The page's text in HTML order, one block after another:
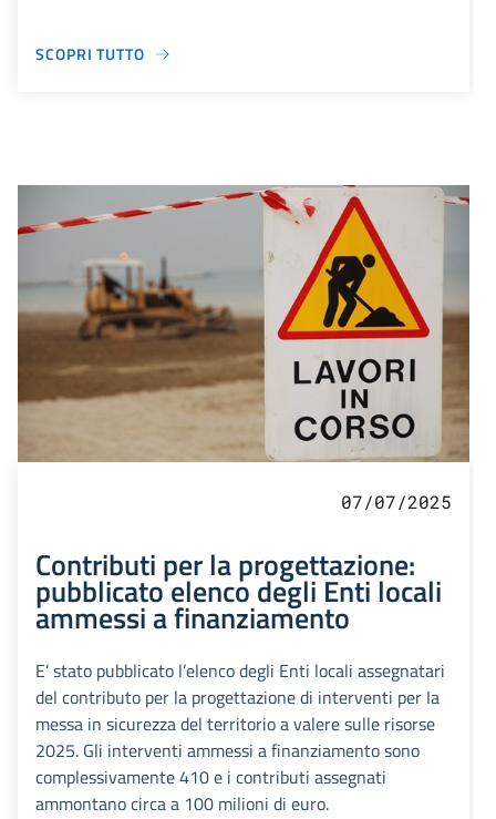
SCOPRI TUTTO
07/07/2025
Contributi per la progettazione:
pubblicato elenco degli Enti locali
ammessi a finanziamento
E’ stato pubblicato l’elenco degli Enti locali assegnatari
del contributo per la progettazione di interventi per Ia
messa in sicurezza del territorio a valere sulle risorse
2025. Gli interventi ammessi a finanziamento sono
complessivamente 410 e i contributi assegnati
ammontano circa a 100 milioni di euro.